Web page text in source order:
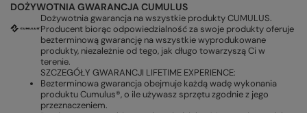
DOŻYWOTNIA GWARANCJA CUMULUS
Dożywotnia gwarancja na wszystkie produkty CUMULUS.
Producent biorąc odpowiedzialność za swoje produkty oferuje
bezterminową gwarancję na wszystkie wyprodukowane
produkty, niezależnie od tego, jak długo towarzyszą Ci w
terenie.
SZCZEGÓŁY GWARANCJI LIFETIME EXPERIENCE:
Bezterminowa gwarancja obejmuje każdą wadę wykonania
produktu Cumulus®, o ile używasz sprzętu zgodnie z jego
przeznaczeniem.